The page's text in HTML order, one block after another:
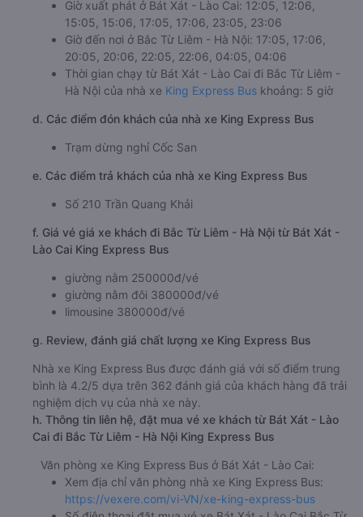
Giờ xuất phát ở Bát Xát - Lào Cai: 12:05, 12:06,
15:05, 15:06, 17:05, 17:06, 23:05, 23:06
Giờ đến nơi ở Bắc Từ Liêm - Hà Nội: 17:05, 17:06,
20:05, 20:06, 22:05, 22:06, 04:05, 04:06
Thời gian chạy từ Bát Xát - Lào Cai đi Bắc Từ Liêm -
Hà Nội của nhà xe King Express Bus khoảng: 5 giờ
d. Các điểm đón khách của nhà xe King Express Bus
Trạm dừng nghỉ Cốc San
e. Các điểm trả khách của nhà xe King Express Bus
Số 210 Trần Quang Khải
f. Giá vé giá xe khách đi Bắc Từ Liêm - Hà Nội từ Bát Xát -
Lào Cai King Express Bus
giường nằm 250000đ/vé
giường nằm đôi 380000đ/vé
limousine 380000đ/vé
g. Review, đánh giá chất lượng xe King Express Bus
Nhà xe King Express Bus được đánh giá với số điểm trung
bình là 4.2/5 dựa trên 362 đánh giá của khách hàng đã trải
nghiệm dịch vụ của nhà xe này.
h. Thông tin liên hệ, đặt mua vé xe khách từ Bát Xát - Lào
Cai đi Bắc Từ Liêm - Hà Nội King Express Bus
Văn phòng xe King Express Bus ở Bát Xát - Lào Cai:
Xem địa chỉ văn phòng nhà xe King Express Bus:
https://vexere.com/vi-VN/xe-king-express-bus